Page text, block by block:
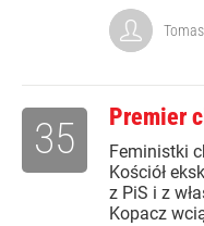
Premier
Feministki
Kościół
z PiS i z
Kopacz
35